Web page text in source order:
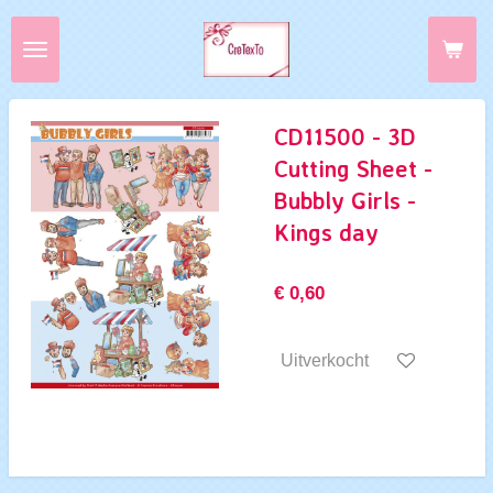
Ga
direct
de
hoofdinhoud
CD11500 - 3D
Cutting Sheet -
Bubbly Girls -
Kings day
€ 0,60
Uitverkocht